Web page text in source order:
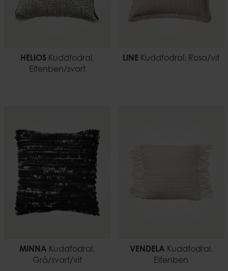
HELIOSKuddfodral,
Elfenben/svart
LINE Kuddfodral, Rosa/vit
MINNA Kuddfodral,
Grå/svart/vit
VENDELA Kuddfodral,
Elfenben